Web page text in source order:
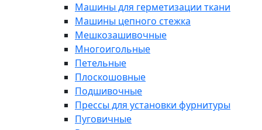
Машины для герметизации ткани
Машины цепного стежка
Мешкозашивочные
Многоигольные
Петельные
Плоскошовные
Подшивочные
Прессы для установки фурнитуры
Пуговичные